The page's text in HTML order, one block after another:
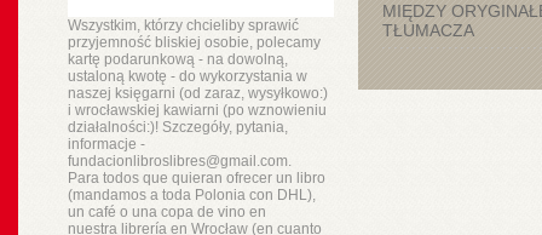
Wszystkim, którzy chcieliby sprawić
przyjemność bliskiej osobie, polecamy
kartę podarunkową - na dowolną,
ustaloną kwotę - do wykorzystania w
naszej księgarni (od zaraz, wysyłkowo:)
i wrocławskiej kawiarni (po wznowieniu
działalności:)! Szczegóły, pytania,
informacje -
fundacionlibroslibres@gmail.com.
Para todos que quieran ofrecer un libro
(mandamos a toda Polonia con DHL),
un café o una copa de vino en
nuestra libreríaen Wrocław (en cuanto
MIĘDZY
TŁUMACZA